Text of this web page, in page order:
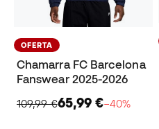
OFERTA
Chamarra FC Barcelona
Fanswear 2025-2026
109,99 €65,99 €−40%